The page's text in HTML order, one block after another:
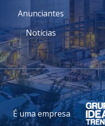
Anunciantes
Notícias
É uma empresa